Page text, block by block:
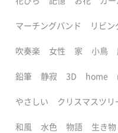
マーチングバンド リビン
吹奏楽 女性 家 小鳥
鉛筆 静寂 3D home
やさしい クリスマスツリ
和風 水色 物語 生き物